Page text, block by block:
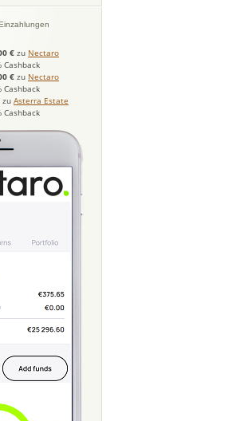
€ zu Nectaro
Cashback
€ zu Nectaro
Cashback
zu Asterra Estate
Cashback